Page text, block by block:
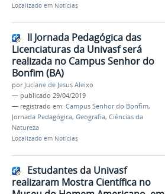
Localizado em Notícias
II Jornada Pedagógica das
Licenciaturas da Univasf será
realizada no Campus Senhor do
Bonfim (BA)
por Juciane de Jesus Aleixo
— publicado 29/04/2019
— registrado em: Campus Senhor do Bonfim,
Jornada Pedagógica, Geografia, Ciências da
Natureza
Localizado em Notícias
Estudantes da Univasf
realizaram Mostra Científica no